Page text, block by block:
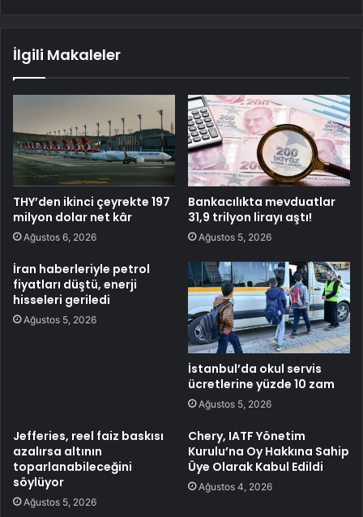
İlgili Makaleler
THY’den ikinci çeyrekte 197
milyon dolar net kâr
Ağustos 6, 2026
Bankacılıkta mevduatlar
31,9 trilyon lirayı aştı!
Ağustos 5, 2026
İran haberleriyle petrol
fiyatları düştü, enerji
hisseleri geriledi
Ağustos 5, 2026
İstanbul’da okul servis
ücretlerine yüzde 10 zam
Ağustos 5, 2026
Jefferies, reel faiz baskısı
azalırsa altının
toparlanabileceğini
söylüyor
Ağustos 5, 2026
Chery, IATF Yönetim
Kurulu’na Oy Hakkına Sahip
Üye Olarak Kabul Edildi
Ağustos 4, 2026